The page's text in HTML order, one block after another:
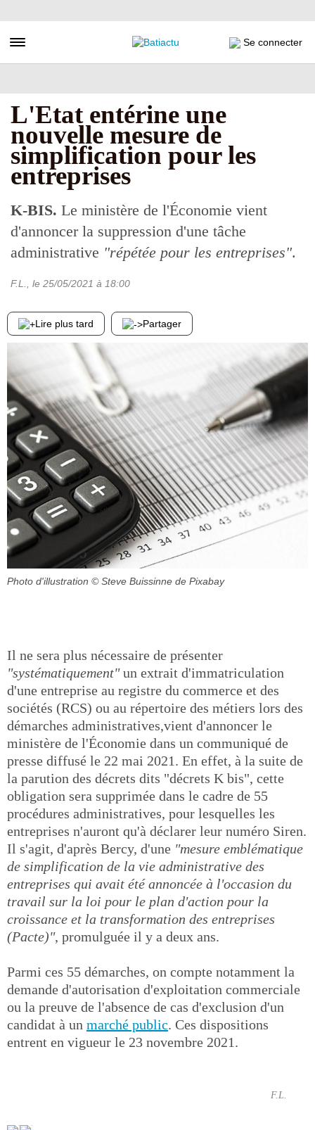
au
principal
Toggle navigation Se connecter
L'Etat entérine une
nouvelle mesure de
simplification pour les
entreprises
K-BIS. Le ministère de l'Économie vient
d'annoncer la suppression d'une tâche
administrative "répétée pour les entreprises".
F.L. , le 25/05/2021 à 18:00
Lire plus tard Partager
Photo d'illustration © Steve Buissinne de Pixabay
Il ne sera plus nécessaire de présenter
"systématiquement"un extrait d'immatriculation
d'une entreprise au registre du commerce et des
sociétés (RCS) ou au répertoire des métiers lors des
démarches administratives,vient d'annoncer le
ministère de l'Économie dans un communiqué de
presse diffusé le 22 mai 2021. En effet, à la suite de
la parution des décrets dits "décrets K bis", cette
obligation sera supprimée dans le cadre de 55
procédures administratives, pour lesquelles les
entreprises n'auront qu'à déclarer leur numéro Siren.
Il s'agit, d'après Bercy, d'une "mesure emblématique
de simplification de la vie administrative des
entreprises qui avait été annoncée à l'occasion du
travail sur la loi pour le plan d'action pour la
croissance et la transformation des entreprises
(Pacte)", promulguée il y a deux ans.
Parmi ces 55 démarches, on compte notamment la
demande d'autorisation d'exploitation commerciale
ou la preuve de l'absence de cas d'exclusion d'un
candidat à un marché public. Ces dispositions
entrent en vigueur le 23 novembre 2021.
F.L.